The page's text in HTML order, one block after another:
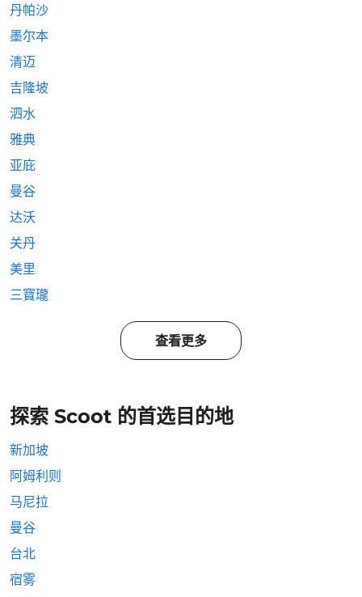
丹帕沙
墨尔本
清迈
吉隆坡
泗水
雅典
亚庇
曼谷
达沃
关丹
美里
三寶瓏
查看更多
探索 Scoot 的首选目的地
新加坡
阿姆利则
马尼拉
曼谷
台北
宿雾